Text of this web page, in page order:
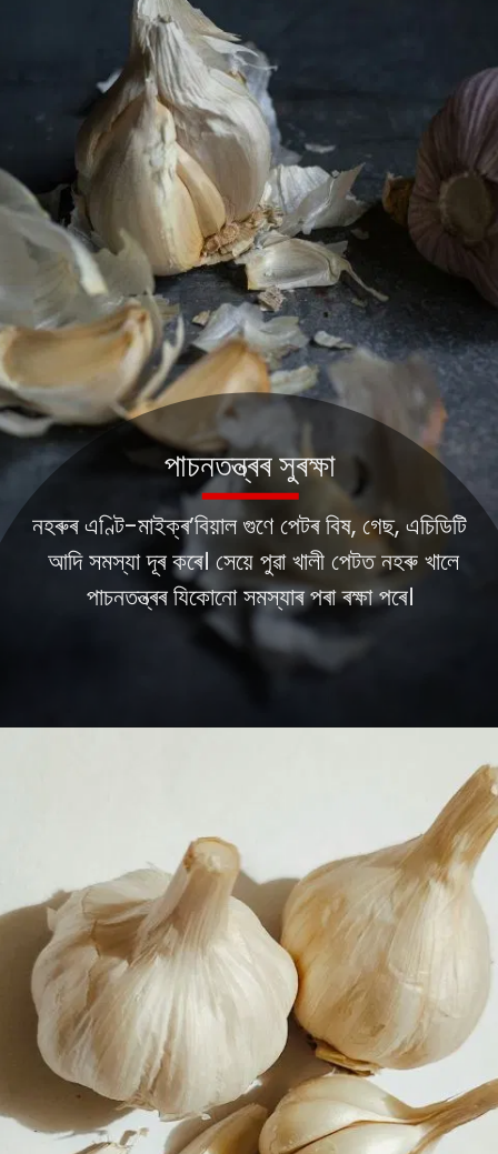
নহৰুৰ এণ্টি-মাইক্ৰ’বিয়াল গুণে পেটৰ বিষ, গেছ, এচিডিটি
আদি সমস্যা দূৰ কৰে। সেয়ে পুৱা খালী পেটত নহৰু খালে
পাচনতন্ত্ৰৰ যিকোনো সমস্যাৰ পৰা ৰক্ষা পৰে।
পাচনতন্ত্ৰৰ সুৰক্ষা